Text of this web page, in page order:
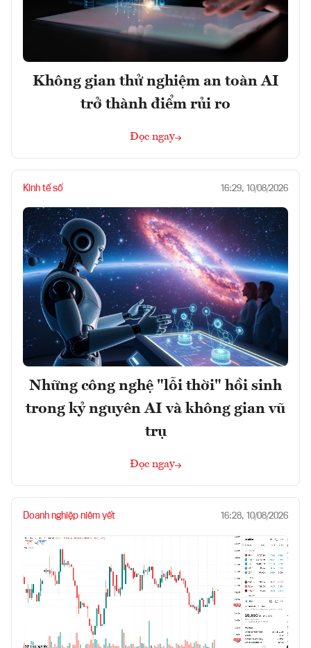
Không gian thử nghiệm an toàn AI
trở thành điểm rủi ro
Đọc ngay
Kinh tế số 16:29, 10/08/2026
Những công nghệ "lỗi thời" hồi sinh
trong kỷ nguyên AI và không gian vũ
trụ
Đọc ngay
Doanh nghiệp niêm yết 16:28, 10/08/2026